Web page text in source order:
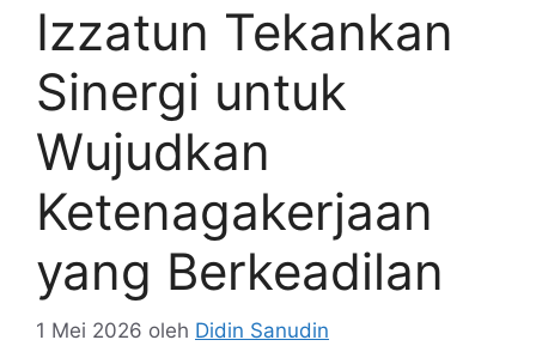
Izzatun Tekankan
Sinergi untuk
Wujudkan
Ketenagakerjaan
yang Berkeadilan
1 Mei 2026 oleh Didin Sanudin